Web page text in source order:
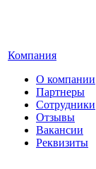
Компания
О компании
Партнеры
Сотрудники
Отзывы
Вакансии
Реквизиты